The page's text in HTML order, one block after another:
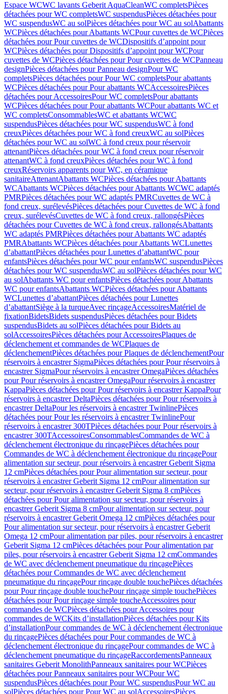
Espace WCWC lavants Geberit AquaCleanWC completsPièces
détachées pour WC completsWC suspendusPièces détachées pour
WC suspendusWC au solPièces détachées pour WC au solAbattants
WCPièces détachées pour Abattants WCPour cuvettes de WCPièces
détachées pour Pour cuvettes de WCDispositifs d’appoint pour
WCPièces détachées pour Dispositifs d’appoint pour WCPour
cuvettes de WCPièces détachées pour Pour cuvettes de WCPanneau
designPièces détachées pour Panneau designPour WC
completsPièces détachées pour Pour WC completsPour abattants
WCPièces détachées pour Pour abattants WCAccessoiresPièces
détachées pour AccessoiresPour WC completsPour abattants
WCPièces détachées pour Pour abattants WCPour abattants WC et
WC completsConsommablesWC et abattants WCWC
suspendusPièces détachées pour WC suspendusWC à fond
creuxPièces détachées pour WC à fond creuxWC au solPièces
détachées pour WC au solWC à fond creux pour réservoir
attenantPièces détachées pour WC à fond creux pour réservoir
attenantWC à fond creuxPièces détachées pour WC à fond
creuxRéservoirs apparents pour WC, en céramique
sanitaireAttenantAbattants WCPièces détachées pour Abattants
WCAbattants WCPièces détachées pour Abattants WCWC adaptés
PMRPièces détachées pour WC adaptés PMRCuvettes de WC à
fond creux, surélevésPièces détachées pour Cuvettes de WC à fond
creux, surélevésCuvettes de WC à fond creux, rallongésPièces
détachées pour Cuvettes de WC à fond creux, rallongésAbattants
WC adaptés PMRPièces détachées pour Abattants WC adaptés
PMRAbattants WCPièces détachées pour Abattants WCLunettes
d’abattantPièces détachées pour Lunettes d’abattantWC pour
enfantsPièces détachées pour WC pour enfantsWC suspendusPièces
détachées pour WC suspendusWC au solPièces détachées pour WC
au solAbattants WC pour enfantsPièces détachées pour Abattants
WC pour enfantsAbattants WCPièces détachées pour Abattants
WCLunettes d’abattantPièces détachées pour Lunettes
d’abattantSiège à la turqueAvec rinçageAccessoiresMatériel de
fixationBidetsBidets suspendusPièces détachées pour Bidets
suspendusBidets au solPièces détachées pour Bidets au
solAccessoiresPièces détachées pour AccessoiresPlaques de
déclenchement et commandes de WCPlaques de
déclenchementPièces détachées pour Plaques de déclenchementPour
réservoirs à encastrer SigmaPièces détachées pour Pour réservoirs à
encastrer SigmaPour réservoirs à encastrer OmegaPièces détachées
pour Pour réservoirs à encastrer OmegaPour réservoirs à encastrer
KappaPièces détachées pour Pour réservoirs à encastrer KappaPour
réservoirs à encastrer DeltaPièces détachées pour Pour réservoirs à
encastrer DeltaPour les réservoirs à encastrer TwinlinePièces
détachées pour Pour les réservoirs à encastrer TwinlinePour
réservoirs à encastrer 300TPièces détachées pour Pour réservoirs à
encastrer 300TAccessoiresConsommablesCommandes de WC à
déclenchement électronique du rinçagePièces détachées pour
Commandes de WC à déclenchement électronique du rinçagePour
alimentation sur secteur, pour réservoirs à encastrer Geberit Sigma
12 cmPièces détachées pour Pour alimentation sur secteur, pour
réservoirs à encastrer Geberit Sigma 12 cmPour alimentation sur
secteur, pour réservoirs à encastrer Geberit Sigma 8 cmPièces
détachées pour Pour alimentation sur secteur, pour réservoirs à
encastrer Geberit Sigma 8 cmPour alimentation sur secteur, pour
réservoirs à encastrer Geberit Omega 12 cmPièces détachées pour
Pour alimentation sur secteur, pour réservoirs à encastrer Geberit
Omega 12 cmPour alimentation par piles, pour réservoirs à encastrer
Geberit Sigma 12 cmPièces détachées pour Pour alimentation par
piles, pour réservoirs à encastrer Geberit Sigma 12 cmCommandes
de WC avec déclenchement pneumatique du rinçagePièces
détachées pour Commandes de WC avec déclenchement
pneumatique du rinçagePour rinçage double touchePièces détachées
pour Pour rinçage double touchePour rinçage simple touchePièces
détachées pour Pour rinçage simple toucheAccessoires pour
commandes de WCPièces détachées pour Accessoires pour
commandes de WCKits d’installationPièces détachées pour Kits
d’installationPour commandes de WC à déclenchement électronique
du rinçagePièces détachées pour Pour commandes de WC à
déclenchement électronique du rinçagePour commandes de WC à
déclenchement pneumatique du rinçageRaccordementsPanneaux
sanitaires Geberit MonolithPanneaux sanitaires pour WCPièces
détachées pour Panneaux sanitaires pour WCPour WC
suspendusPièces détachées pour Pour WC suspendusPour WC au
solPièces détachées pour Pour WC au solAccessoiresPièces